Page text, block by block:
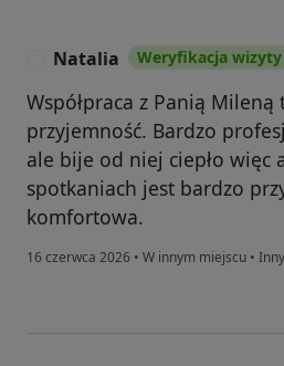
Natalia Weryfikacja wizyty
Współpraca z Panią Mileną
przyjemność. Bardzo
ale bije od niej ciepło więc
spotkaniach jest bardzo
komfortowa.
16 czerwca 2026 • W innym miejscu • Inny